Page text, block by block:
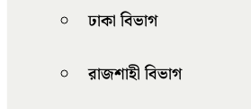
ঢাকা বিভাগ
রাজশাহী বিভাগ